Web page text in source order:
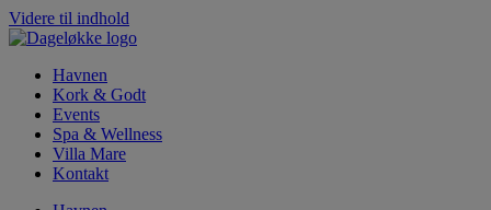
Videre til indhold
Havnen
Kork & Godt
Events
Spa & Wellness
Villa Mare
Kontakt